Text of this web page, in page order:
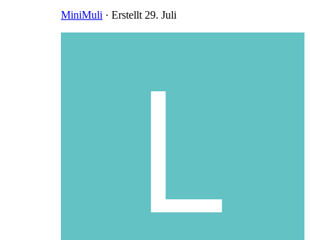
MiniMuli · Erstellt29. Juli